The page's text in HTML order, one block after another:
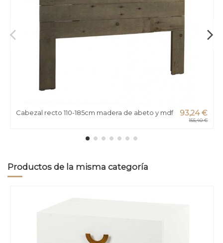
Cabezal recto 110-185cm madera de abeto y mdf 93,24 €
155,40 €
Productos de la misma categoría